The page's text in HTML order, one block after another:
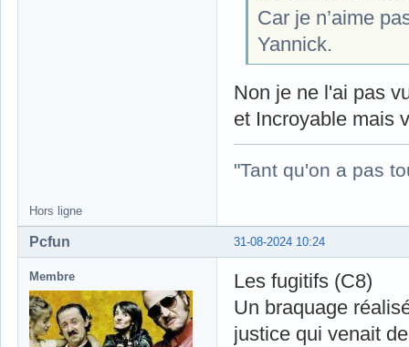
Car je n’aime
Yannick.
Non je ne l'ai pas
et Incroyable mais
"Tant qu'on a pas
Hors ligne
31-08-2024 10:24
Pcfun
Membre
Les fugitifs (C8)
Un braquage
justice qui venait